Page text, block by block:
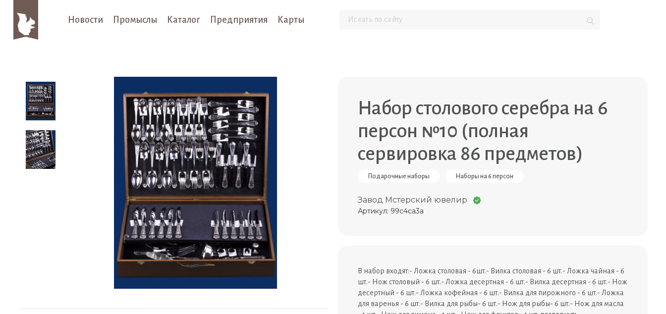
Новости Промыслы Каталог Предприятия Карты
Набор столового серебра на 6
персон №10 (полная
сервировка 86 предметов)
Подарочные наборы Наборы на 6 персон
Завод Мстерский ювелир
Артикул: 99c4ca3a
В набор входят:- Ложка столовая - 6шт.- Вилка столовая - 6 шт.- Ложка чайная - 6
шт.- Нож столовый - 6 шт.- Ложка десертная - 6 шт.- Вилка десертная - 6 шт.- Нож
десертный - 6 шт.- Ложка кофейная - 6 шт.- Вилка для пирожного - 6 шт.- Ложка
для варенья - 6 шт.- Вилка для рыбы- 6 шт.- Нож для рыбы- 6 шт.- Нож для масла